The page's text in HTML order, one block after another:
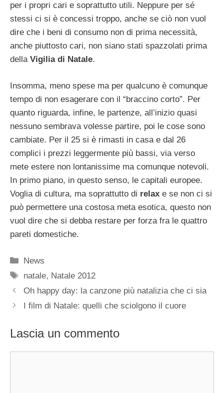
per i propri cari e soprattutto utili. Neppure per sé
stessi ci si è concessi troppo, anche se ciò non vuol
dire che i beni di consumo non di prima necessità,
anche piuttosto cari, non siano stati spazzolati prima
della Vigilia di Natale.
Insomma, meno spese ma per qualcuno è comunque
tempo di non esagerare con il “braccino corto”. Per
quanto riguarda, infine, le partenze, all’inizio quasi
nessuno sembrava volesse partire, poi le cose sono
cambiate. Per il 25 si è rimasti in casa e dal 26
complici i prezzi leggermente più bassi, via verso
mete estere non lontanissime ma comunque notevoli.
In primo piano, in questo senso, le capitali europee.
Voglia di cultura, ma soprattutto di relax e se non ci si
può permettere una costosa meta esotica, questo non
vuol dire che si debba restare per forza fra le quattro
pareti domestiche.
Categorie
News
Tag
natale, Natale 2012
Oh happy day: la canzone più natalizia che ci sia
I film di Natale: quelli che sciolgono il cuore
Lascia un commento